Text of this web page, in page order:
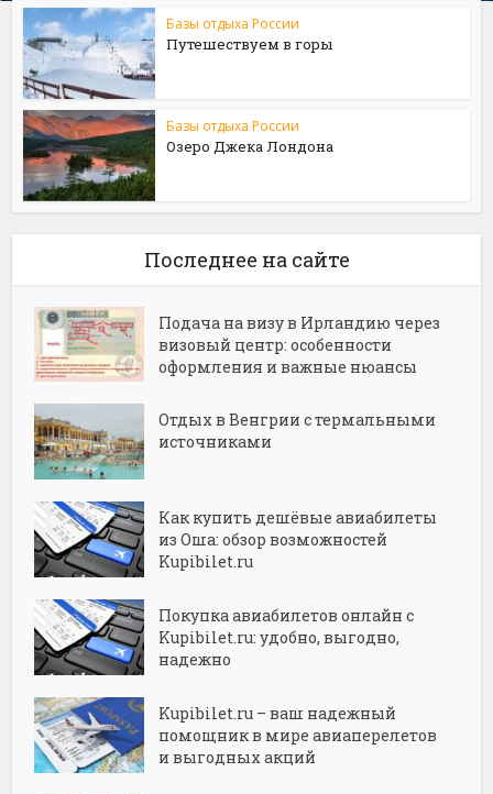
Базы отдыха России
Путешествуем в горы
Базы отдыха России
Озеро Джека Лондона
Последнее на сайте
Подача на визу в Ирландию через
визовый центр: особенности
оформления и важные нюансы
Отдых в Венгрии с термальными
источниками
Как купить дешёвые авиабилеты
из Оша: обзор возможностей
Kupibilet.ru
Покупка авиабилетов онлайн с
Kupibilet.ru: удобно, выгодно,
надежно
Kupibilet.ru – ваш надежный
помощник в мире авиаперелетов
и выгодных акций